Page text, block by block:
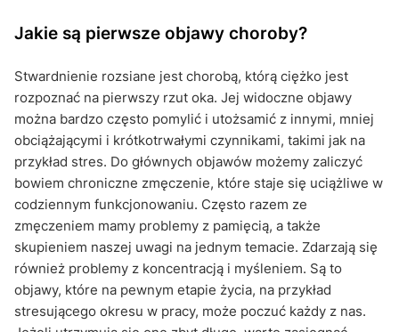
Jakie są pierwsze objawy choroby?
Stwardnienie rozsiane jest chorobą, którą ciężko jest
rozpoznać na pierwszy rzut oka. Jej widoczne objawy
można bardzo często pomylić i utożsamić z innymi, mniej
obciążającymi i krótkotrwałymi czynnikami, takimi jak na
przykład stres. Do głównych objawów możemy zaliczyć
bowiem chroniczne zmęczenie, które staje się uciążliwe w
codziennym funkcjonowaniu. Często razem ze
zmęczeniem mamy problemy z pamięcią, a także
skupieniem naszej uwagi na jednym temacie. Zdarzają się
również problemy z koncentracją i myśleniem. Są to
objawy, które na pewnym etapie życia, na przykład
stresującego okresu w pracy, może poczuć każdy z nas.